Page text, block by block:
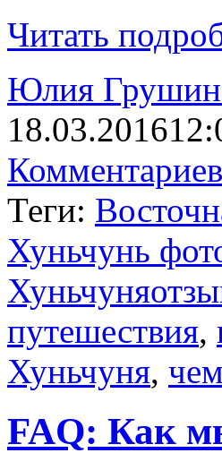
Читать
Юлия
18.03.2016
Теги:
Хуньчунь
путешествия,
Хуньчуня,
FAQ: Как